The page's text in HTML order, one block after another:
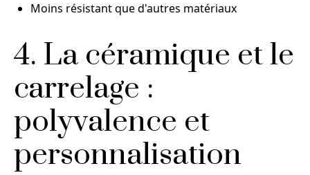
Moins résistant que d'autres matériaux
4. La céramique et le
carrelage :
polyvalence et
personnalisation